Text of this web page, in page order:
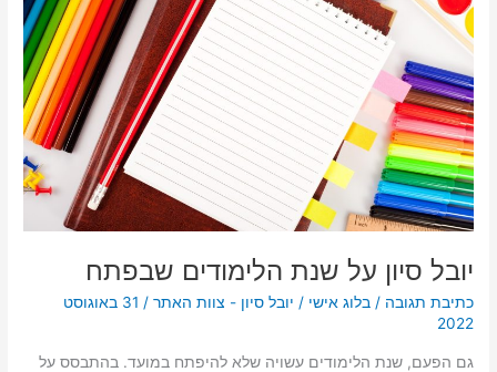
יובל סיון על שנת הלימודים שבפתח
כתיבת תגובה /בלוג אישי / יובל סיון - צוות האתר/
31 באוגוסט
2022
גם הפעם, שנת הלימודים עשויה שלא להיפתח במועד. בהתבסס על
סיון
על
הלימודים
שבפתח